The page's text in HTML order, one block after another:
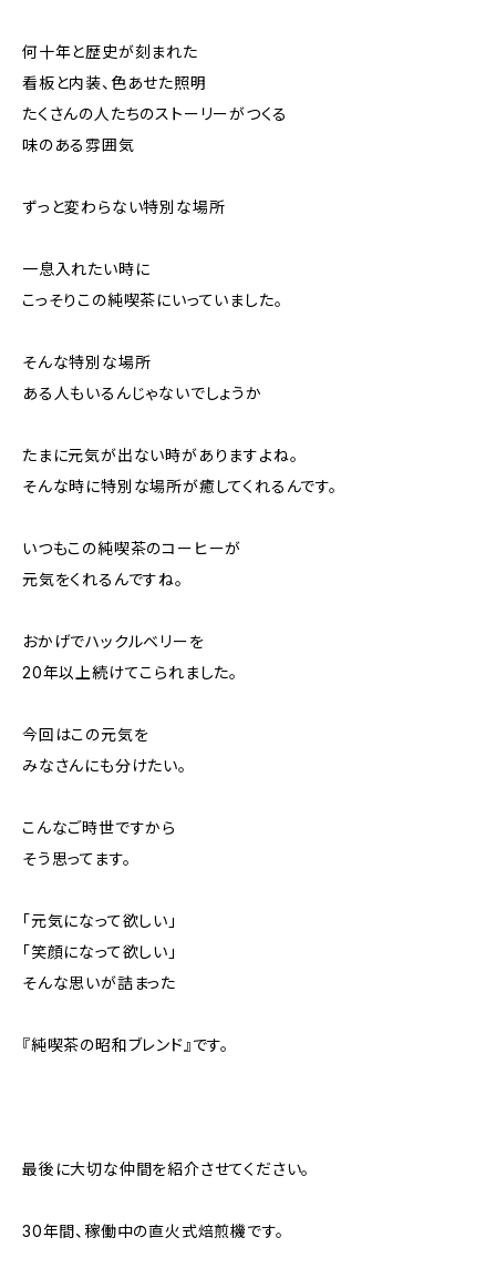
何十年と歴史が刻まれた
看板と内装、色あせた照明
たくさんの人たちのストーリーがつくる
味のある雰囲気
ずっと変わらない特別な場所
一息入れたい時に
こっそりこの純喫茶にいっていました。
そんな特別な場所
ある人もいるんじゃないでしょうか
たまに元気が出ない時がありますよね。
そんな時に特別な場所が癒してくれるんです。
いつもこの純喫茶のコーヒーが
元気をくれるんですね。
おかげでハックルベリーを
20年以上続けてこられました。
今回はこの元気を
みなさんにも分けたい。
こんなご時世ですから
そう思ってます。
「元気になって欲しい」
「笑顔になって欲しい」
そんな思いが詰まった
『純喫茶の昭和ブレンド』です。
最後に大切な仲間を紹介させてください。
30年間、稼働中の直火式焙煎機です。